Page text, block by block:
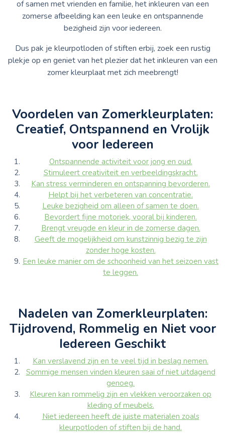
of samen met vrienden en familie, het inkleuren van een
zomerse afbeelding kan een leuke en ontspannende
bezigheid zijn voor iedereen.
Dus pak je kleurpotloden of stiften erbij, zoek een rustig
plekje op en geniet van het plezier dat het inkleuren van een
zomer kleurplaat met zich meebrengt!
Voordelen van Zomerkleurplaten:
Creatief, Ontspannend en Vrolijk
voor Iedereen
Ontspannende activiteit voor jong en oud.
Stimuleert creativiteit en verbeeldingskracht.
Kan stress verminderen en ontspanning bevorderen.
Helpt bij het verbeteren van concentratie.
Leuke bezigheid om alleen of samen te doen.
Bevordert fijne motoriek, vooral bij kinderen.
Brengt vreugde en kleur in de zomerse dagen.
Geeft de mogelijkheid om kunstzinnig bezig te zijn
zonder hoge kosten.
Een leuke manier om de schoonheid van het seizoen vast
te leggen.
Nadelen van Zomerkleurplaten:
Tijdrovend, Rommelig en Niet voor
Iedereen Geschikt
Kan verslavend zijn en te veel tijd in beslag nemen.
Sommige mensen vinden kleuren saai of niet uitdagend
genoeg.
Kleuren kan rommelig zijn en vlekken veroorzaken op
kleding of meubels.
Niet iedereen heeft de juiste materialen zoals
kleurpotloden of stiften bij de hand.